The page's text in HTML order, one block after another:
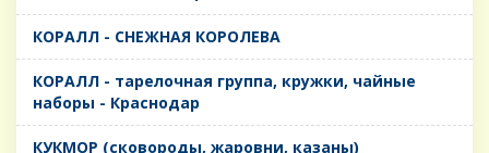
КОРАЛЛ - СНЕЖНАЯ КОРОЛЕВА
КОРАЛЛ - тарелочная группа, кружки, чайные
наборы - Краснодар
КУКМОР (сковороды, жаровни, казаны)